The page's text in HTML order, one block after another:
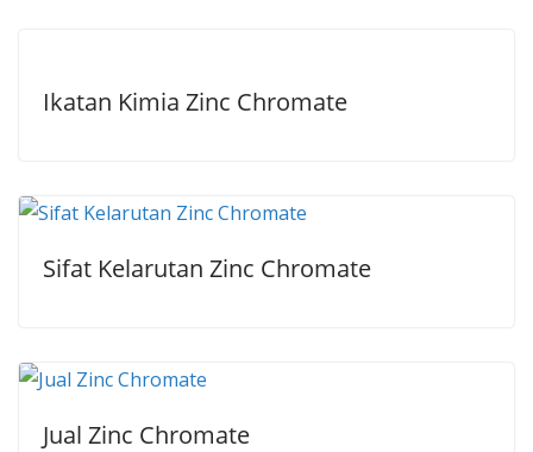
Ikatan Kimia Zinc Chromate
Sifat Kelarutan Zinc Chromate
Jual Zinc Chromate